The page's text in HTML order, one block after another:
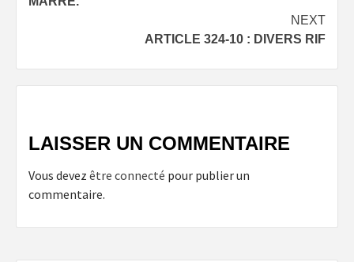
NEXT
ARTICLE 324-10 : DIVERS RIF
LAISSER UN COMMENTAIRE
Vous devez être connecté pour publier un
commentaire.